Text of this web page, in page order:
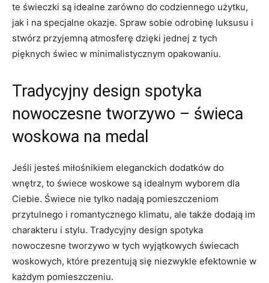
te świeczki są ‌idealne zarówno do codziennego​ użytku,
jak i na specjalne okazje. Spraw sobie ​odrobinę luksusu i
stwórz przyjemną ⁤atmosferę⁣ dzięki jednej z tych
⁣pięknych ⁣świec‌ w minimalistycznym opakowaniu.
Tradycyjny⁣ design spotyka
nowoczesne tworzywo – ⁤świeca
woskowa ⁢na medal
Jeśli jesteś miłośnikiem eleganckich dodatków do
wnętrz, to świece​ woskowe są idealnym wyborem dla
Ciebie. Świece nie tylko nadają pomieszczeniom⁣
przytulnego i romantycznego klimatu, ale ​także​ dodają im
charakteru i stylu. Tradycyjny design⁤ spotyka
nowoczesne tworzywo ⁤w tych⁤ wyjątkowych świecach ​
woskowych,⁢ które prezentują ⁣się niezwykle efektownie w⁢
każdym pomieszczeniu.